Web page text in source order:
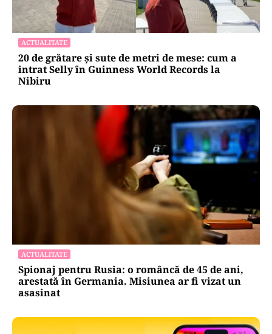
ACTUALITATE
20 de grătare și sute de metri de mese: cum a
intrat Selly în Guinness World Records la
Nibiru
ACTUALITATE
Spionaj pentru Rusia: o româncă de 45 de ani,
arestată în Germania. Misiunea ar fi vizat un
asasinat